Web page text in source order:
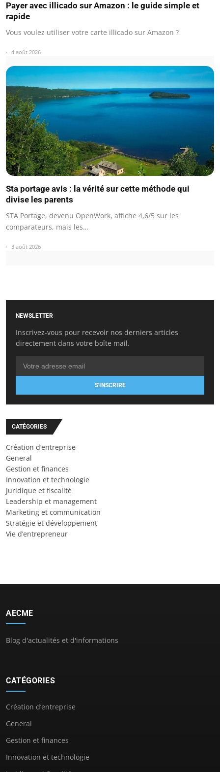
Payer avec illicado sur Amazon : le guide simple et
rapide
Vous voulez utiliser votre carte illicado sur Amazon ?
4 août 2026
Sta portage avis : la vérité sur cette méthode qui
divise les parents
STA Portage, devenu OpenWork, affiche 4,6/5 sur les
comparateurs, mais les…
3 août 2026
NEWSLETTER
Inscrivez-vous pour recevoir nos derniers articles
directement dans votre boîte mail.
S'INSCRIRE
CATÉGORIES
Création d’entreprise
General
Gestion et finances
Innovation et technologie
Juridique et fiscalité
Leadership et management
Marketing et communication
Stratégie et développement
Vie d’entrepreneur
AECME
Blog d'actualités et d'informations
CATÉGORIES
Création d’entreprise
General
Gestion et finances
Innovation et technologie